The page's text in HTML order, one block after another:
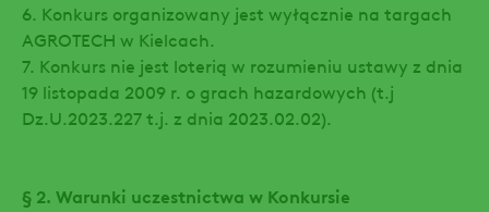
6. Konkurs organizowany jest wyłącznie na targach
AGROTECH w Kielcach.
7. Konkurs nie jest loterią w rozumieniu ustawy z dnia
19 listopada 2009 r. o grach hazardowych (t.j
Dz.U.2023.227 t.j. z dnia 2023.02.02).
§ 2. Warunki uczestnictwa w Konkursie